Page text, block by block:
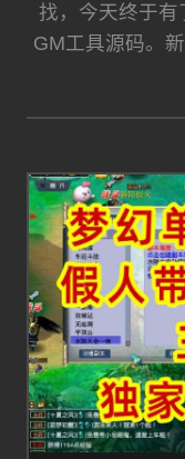
找，今天终于有
GM工具源码。